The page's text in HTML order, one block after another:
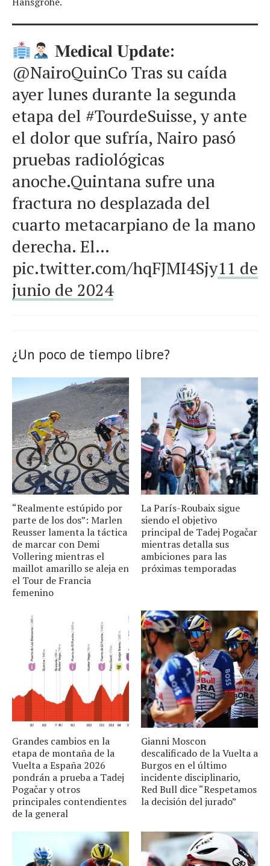
𝐌𝐞𝐝𝐢𝐜𝐚𝐥 𝐔𝐩𝐝𝐚𝐭𝐞:
@NairoQuinCo Tras su caída
ayer lunes durante la segunda
etapa del #TourdeSuisse, y ante
el dolor que sufría, Nairo pasó
pruebas radiológicas
anoche.Quintana sufre una
fractura no desplazada del
cuarto metacarpiano de la mano
derecha. El…
pic.twitter.com/hqFJMI4Sjy11 de
junio de 2024
¿Un poco de tiempo libre?
“Realmente estúpido por
parte de los dos”: Marlen
Reusser lamenta la táctica
de marcar con Demi
Vollering mientras el
maillot amarillo se aleja en
el Tour de Francia
femenino
La París-Roubaix sigue
siendo el objetivo
principal de Tadej Pogačar
mientras detalla sus
ambiciones para las
próximas temporadas
Grandes cambios en la
etapa de montaña de la
Vuelta a España 2026
pondrán a prueba a Tadej
Pogačar y otros
principales contendientes
de la general
Gianni Moscon
descalificado de la Vuelta a
Burgos en el último
incidente disciplinario,
Red Bull dice “Respetamos
la decisión del jurado”